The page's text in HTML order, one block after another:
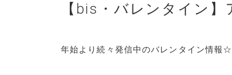
【bis・バレンタイン
年始より続々発信中のバレンタイン情報☆